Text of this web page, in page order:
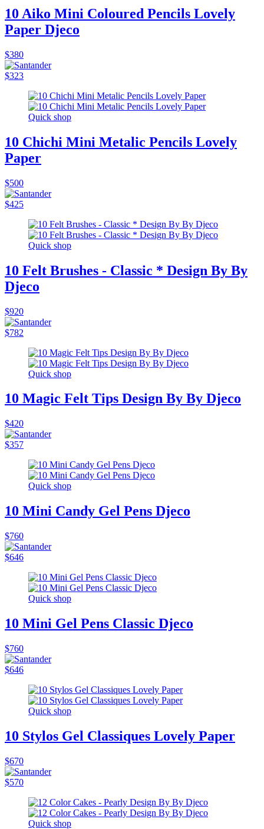
10 Aiko Mini Coloured Pencils Lovely
Paper Djeco
$380
$323
Quick shop
10 Chichi Mini Metalic Pencils Lovely
Paper
$500
$425
Quick shop
10 Felt Brushes - Classic * Design By By
Djeco
$920
$782
Quick shop
10 Magic Felt Tips Design By By Djeco
$420
$357
Quick shop
10 Mini Candy Gel Pens Djeco
$760
$646
Quick shop
10 Mini Gel Pens Classic Djeco
$760
$646
Quick shop
10 Stylos Gel Classiques Lovely Paper
$670
$570
Quick shop